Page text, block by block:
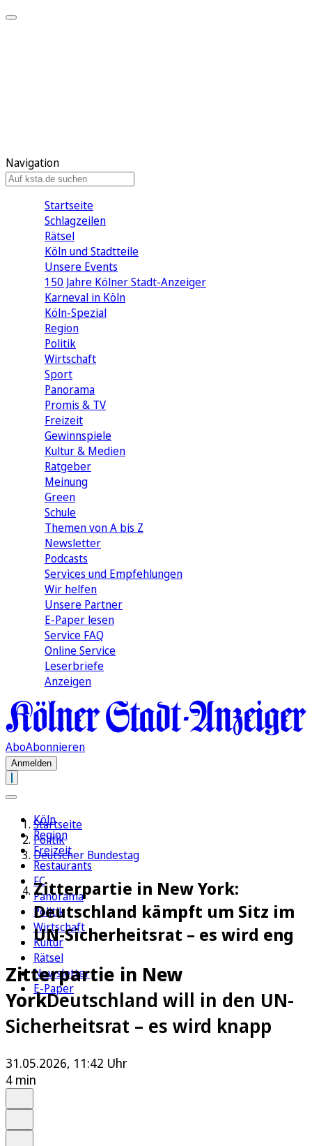
Navigation
Startseite
Schlagzeilen
Rätsel
Köln und Stadtteile
Unsere Events
150 Jahre Kölner Stadt-Anzeiger
Karneval in Köln
Köln-Spezial
Region
Politik
Wirtschaft
Sport
Panorama
Promis & TV
Freizeit
Gewinnspiele
Kultur & Medien
Ratgeber
Meinung
Green
Schule
Themen von A bis Z
Newsletter
Podcasts
Services und Empfehlungen
Wir helfen
Unsere Partner
E-Paper lesen
Service FAQ
Online Service
Leserbriefe
Anzeigen
AboAbonnieren
Anmelden
Köln
Region
Freizeit
Restaurants
FC
Panorama
Politik
Wirtschaft
Kultur
Rätsel
Newsletter
E-Paper
Startseite
Politik
Deutscher Bundestag
Zitterpartie in New York:
Deutschland kämpft um Sitz im
UN-Sicherheitsrat – es wird eng
Zitterpartie in New
YorkDeutschland will in den UN-
Sicherheitsrat – es wird knapp
31.05.2026, 11:42 Uhr
4 min